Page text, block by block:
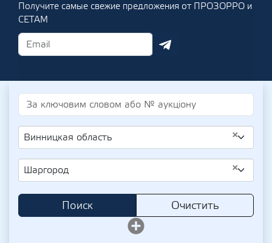
Получите самые свежие предложения от ПРОЗОРРО и
СЕТАМ
×
Винницкая область
×
Шаргород
Поиск Очистить